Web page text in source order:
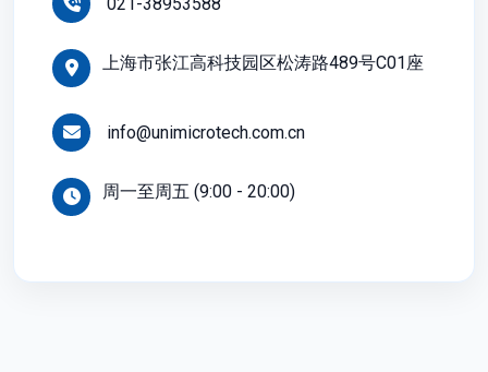
上海市张江高科技园区松涛路489号C01座
info@unimicrotech.com.cn
周一至周五 (9:00 - 20:00)